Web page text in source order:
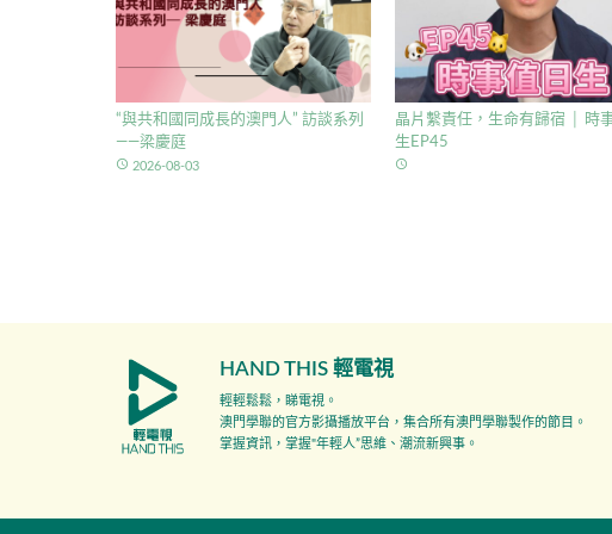
“與共和國同成長的澳門人” 訪談系列
——梁慶庭
access_time 2026-08-03
晶片繫責任，生命有歸宿 │ 時
生EP45
access_time
HAND THIS 輕電視
輕輕鬆鬆，睇電視。
澳門學聯的官方影攝播放平台，集合所有澳門學聯製作的節目。
掌握資訊，掌握"年輕人”思維、潮流新興事。